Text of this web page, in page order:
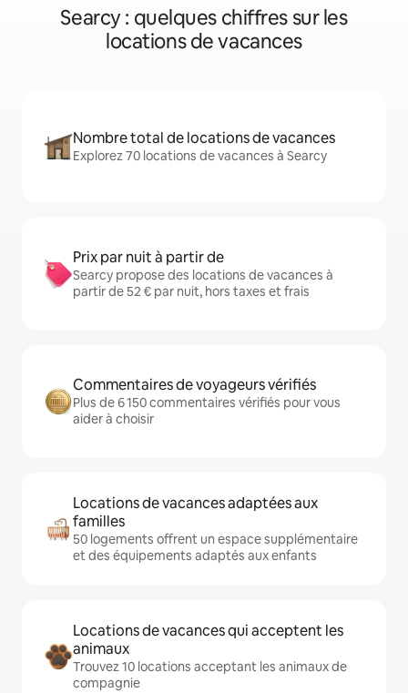
Searcy : quelques chiffres sur les
locations de vacances
Nombre total de locations de vacances
Explorez 70 locations de vacances à Searcy
Prix par nuit à partir de
Searcy propose des locations de vacances à
partir de 52 € par nuit, hors taxes et frais
Commentaires de voyageurs vérifiés
Plus de 6 150 commentaires vérifiés pour vous
aider à choisir
Locations de vacances adaptées aux
familles
50 logements offrent un espace supplémentaire
et des équipements adaptés aux enfants
Locations de vacances qui acceptent les
animaux
Trouvez 10 locations acceptant les animaux de
compagnie